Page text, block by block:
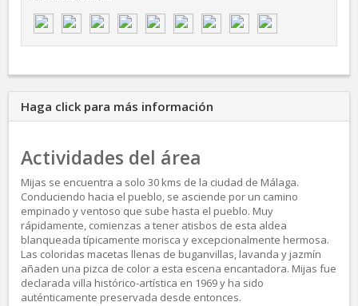
Haga click para más información
Actividades del área
Mijas se encuentra a solo 30 kms de la ciudad de Málaga.
Conduciendo hacia el pueblo, se asciende por un camino
empinado y ventoso que sube hasta el pueblo. Muy
rápidamente, comienzas a tener atisbos de esta aldea
blanqueada típicamente morisca y excepcionalmente hermosa.
Las coloridas macetas llenas de buganvillas, lavanda y jazmín
añaden una pizca de color a esta escena encantadora. Mijas fue
declarada villa histórico-artística en 1969 y ha sido
auténticamente preservada desde entonces.